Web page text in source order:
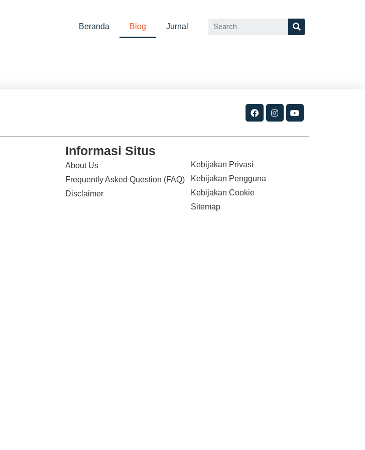
Beranda Blog Jurnal
Informasi Situs
About Us
Frequently Asked Question (FAQ)
Disclaimer
Kebijakan Privasi
Kebijakan Pengguna
Kebijakan Cookie
Sitemap